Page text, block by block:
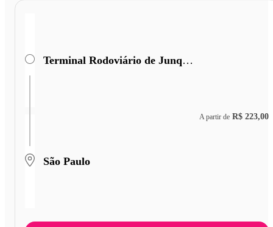
Terminal Rodoviário de Junqueirópolis
São Paulo
A partir de R$ 223,00